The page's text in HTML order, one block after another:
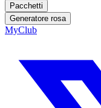
Pacchetti
Generatore rosa
MyClub